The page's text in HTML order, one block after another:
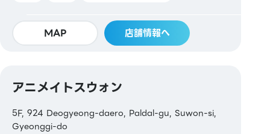
MAP 店舗情報へ
アニメイトスウォン
5F, 924 Deogyeong-daero, Paldal-gu, Suwon-si,
Gyeonggi-do